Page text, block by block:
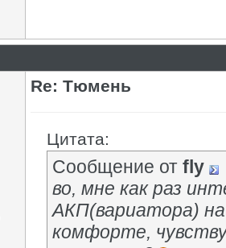
Re: Тюмень
Цитата:
Сообщение от fly
во, мне как раз
АКП(вариатора)
комфорте,